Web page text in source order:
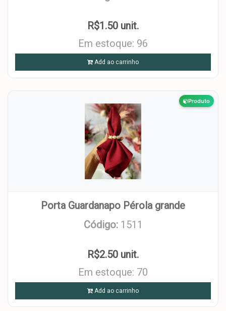
R$1.50 unit.
Em estoque: 96
Add ao carrinho
Produto
Porta Guardanapo Pérola grande
Código: 1511
R$2.50 unit.
Em estoque: 70
Add ao carrinho